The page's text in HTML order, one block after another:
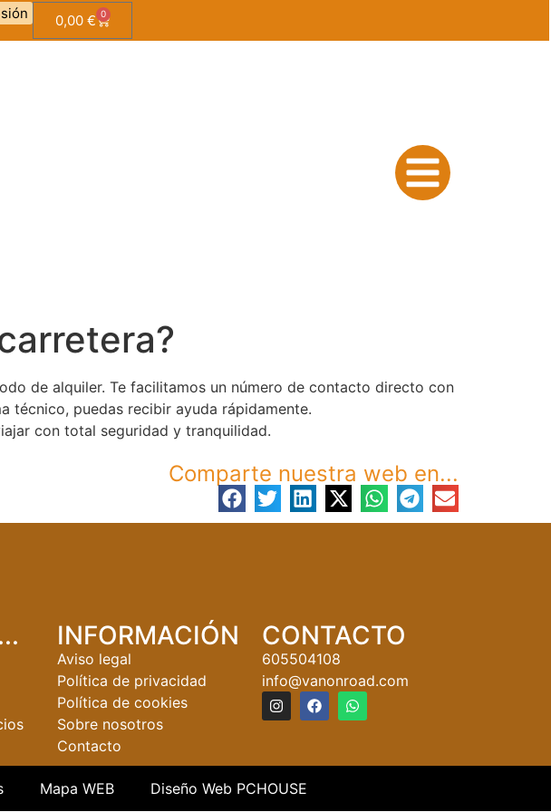
0,00 € 0
de alquiler. Te facilitamos un número de contacto directo con
técnico, puedas recibir ayuda rápidamente.
con total seguridad y tranquilidad.
Comparte nuestra web en...
INFORMACIÓN
Aviso legal
Política de privacidad
Política de cookies
Sobre nosotros
Contacto
CONTACTO
605504108
info@vanonroad.com
Mapa WEB Diseño Web PCHOUSE